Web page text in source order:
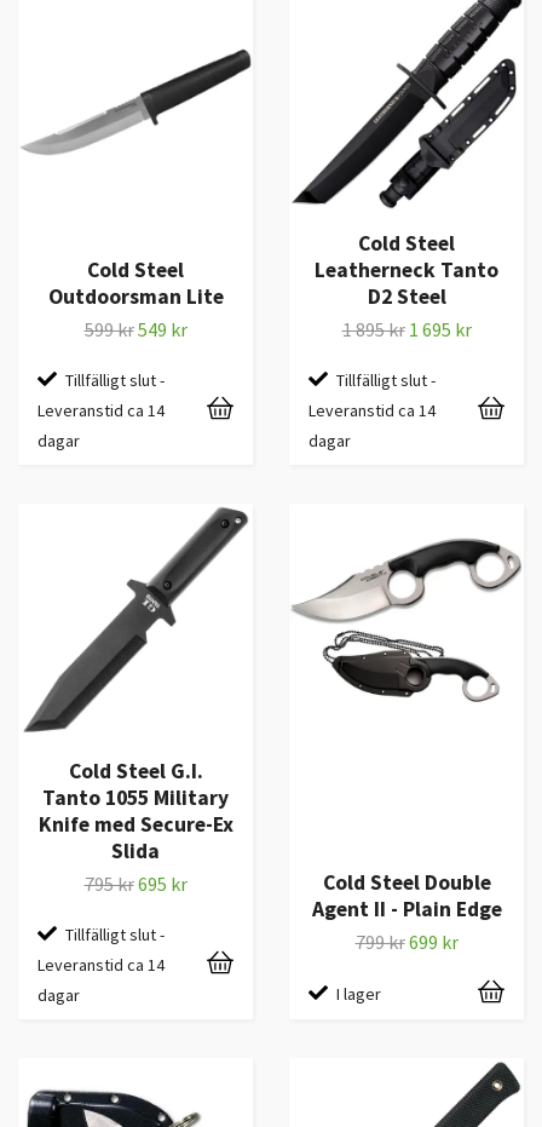
Cold Steel
Outdoorsman Lite
599 kr549 kr
Tillfälligt slut -
Leveranstid ca 14
dagar
Cold Steel
Leatherneck Tanto
D2 Steel
1 895 kr 1 695 kr
Tillfälligt slut -
Leveranstid ca 14
dagar
Cold Steel G.I.
Tanto 1055 Military
Knife med Secure-Ex
Slida
795 kr695 kr
Tillfälligt slut -
Leveranstid ca 14
dagar
Cold Steel Double
Agent II - Plain Edge
799 kr699 kr
I lager